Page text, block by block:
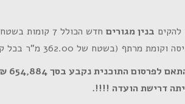
להקים בנין מגורים
חדש הכולל 7 קומות
למועד הקובע
דרישת הועדה !!!!.